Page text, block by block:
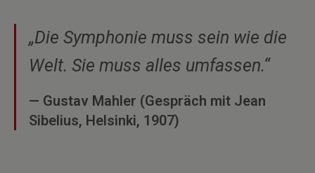
„Die Symphonie muss sein wie die
Welt. Sie muss alles umfassen.“
— Gustav Mahler (Gespräch mit Jean
Sibelius, Helsinki, 1907)